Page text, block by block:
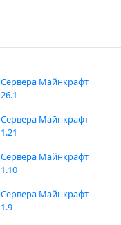
Сервера Майнкрафт
26.1
Сервера Майнкрафт
1.21
Сервера Майнкрафт
1.10
Сервера Майнкрафт
1.9